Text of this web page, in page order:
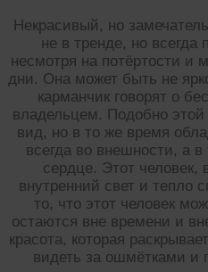
Некрасивый, но
не в тренде, но
несмотря на потёртости и
дни. Она может быть не
карманчик говорят о
владельцем. Подобно этой
вид, но в то же время
всегда во внешности, а
сердце. Этот человек,
внутренний свет и тепло
то, что этот человек
остаются вне времени и
красота, которая
видеть за ошмётками и